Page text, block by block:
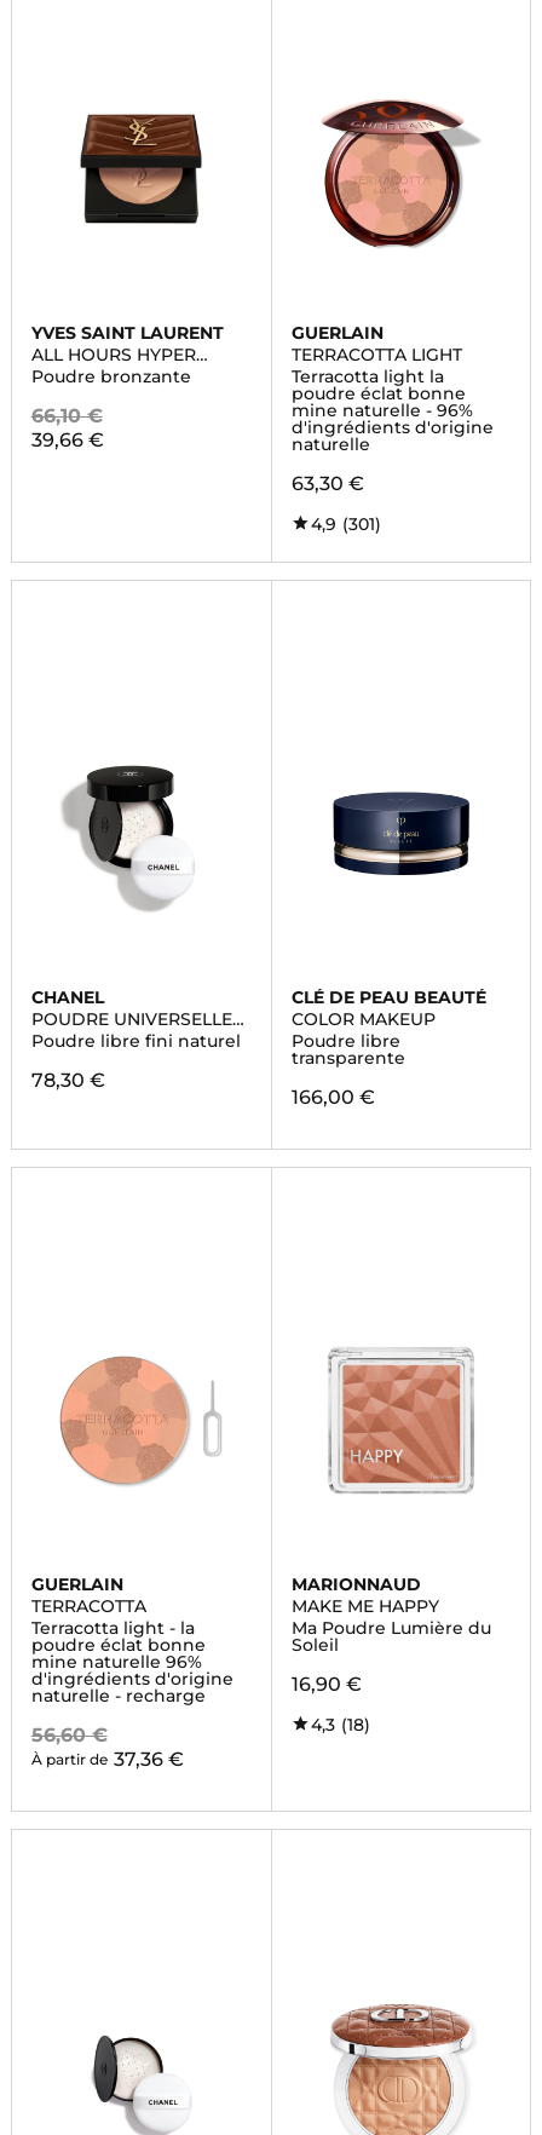
YVES SAINT LAURENT
ALL HOURS HYPER
BRONZE
Poudre bronzante
66,10 €
39,66 €
GUERLAIN
TERRACOTTA LIGHT
Terracotta light la
poudre éclat bonne
mine naturelle - 96%
d'ingrédients d'origine
naturelle
63,30 €
4,9 (301)
CHANEL
POUDRE UNIVERSELLE
LIBRE
Poudre libre fini naturel
78,30 €
CLÉ DE PEAU BEAUTÉ
COLOR MAKEUP
Poudre libre
transparente
166,00 €
GUERLAIN
TERRACOTTA
Terracotta light - la
poudre éclat bonne
mine naturelle 96%
d'ingrédients d'origine
naturelle - recharge
56,60 €
À partir de 37,36 €
MARIONNAUD
MAKE ME HAPPY
Ma Poudre Lumière du
Soleil
16,90 €
4,3 (18)